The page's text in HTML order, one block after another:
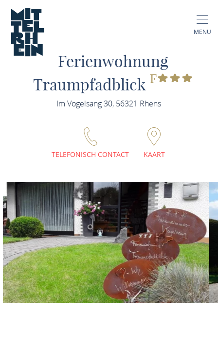
MENU
Ferienwohnung
Traumpfadblick F
Im Vogelsang 30, 56321 Rhens
TELEFONISCH CONTACT KAART